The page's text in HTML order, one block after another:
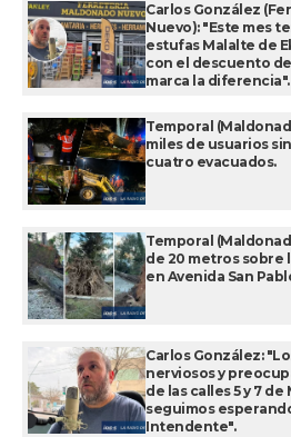
Carlos González
Nuevo): "Este mes
estufas Malalte de
con el descuento
marca la diferencia".
Temporal
miles de usuarios
cuatro evacuados.
Temporal
de 20 metros sobre
en Avenida San
Carlos González:
nerviosos y
de las calles 5 y 7
seguimos
Intendente".